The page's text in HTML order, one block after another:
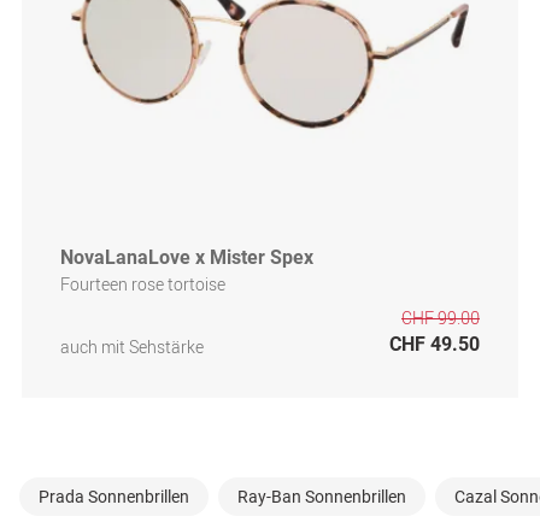
NovaLanaLove x Mister Spex
Fourteen rose tortoise
auch mit Sehstärke
CHF 99.00
CHF 49.50
Prada Sonnenbrillen Ray-Ban Sonnenbrillen Cazal